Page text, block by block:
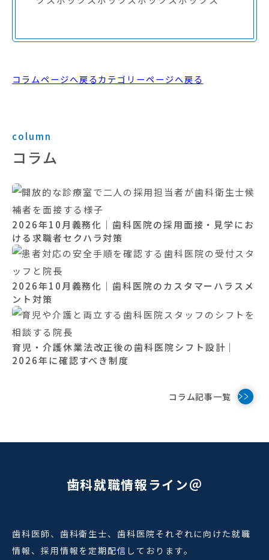
コラムページへ戻るカテゴリーページへ戻る
column
コラム
2026年10月義務化｜歯科医院の採用面接・見学にお
ける求職者セクハラ対策
2026年10月義務化｜歯科医院のカスタマーハラスメ
ント対策
育児・介護休業法改正後の歯科医院シフト設計｜
2026年に確認すべき制度
コラム記事一覧
歯科就職情報ライン＠
歯科医師、歯科衛生士、歯科医院それぞれに向けた就職
情報、採用情報を定期配信しております。